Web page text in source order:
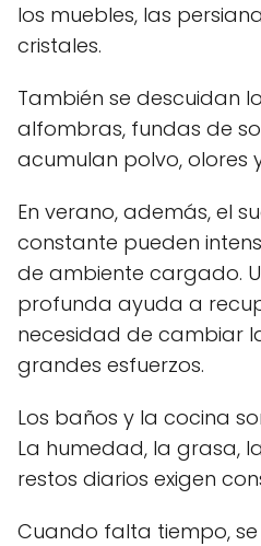
los muebles, las
cristales.
También se descuidan
alfombras, fundas de
acumulan polvo, olores
En verano, además, el
constante pueden
de ambiente cargado.
profunda ayuda a
necesidad de cambiar
grandes esfuerzos.
Los baños y la cocina
La humedad, la grasa,
restos diarios exigen
Cuando falta tiempo,